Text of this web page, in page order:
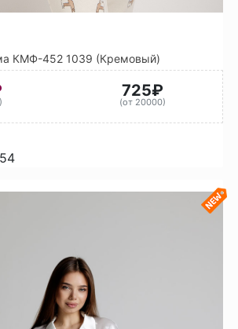
КМФ-452 1039 (Кремовый)
725₽
(от 20000)
54